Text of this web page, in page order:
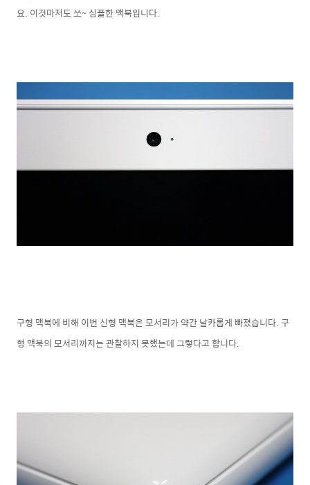
요. 이것마저도 쏘~ 심플한 맥북입니다.
구형 맥북에 비해 이번 신형 맥북은 모서리가 약간 날카롭게 빠졌습니다. 구
형 맥북의 모서리까지는 관찰하지 못했는데 그렇다고 합니다.